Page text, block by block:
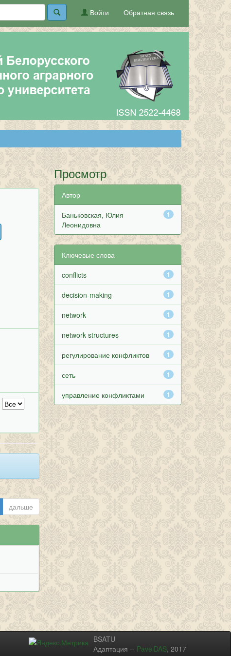
Обратная связь
Войти
дальше
Просмотр
Автор
1
Баньковская, Юлия
Леонидовна
Ключевые слова
1
conflicts
1
decision-making
1
network
1
network structures
1
регулирование конфликтов
1
сеть
1
управление конфликтами
BSATU
Адаптация -- PavelDAS, 2017